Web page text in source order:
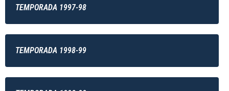
TEMPORADA 1997-98
TEMPORADA 1998-99